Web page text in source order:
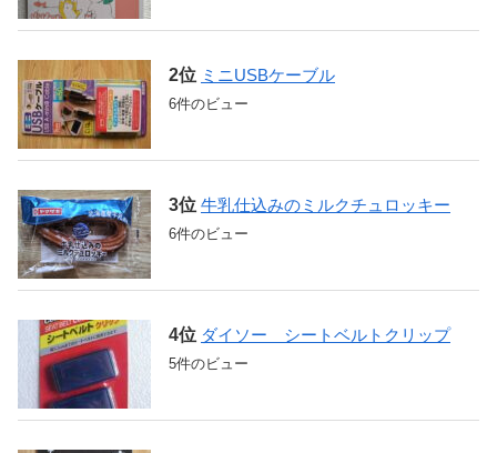
ミニUSBケーブル
6件のビュー
牛乳仕込みのミルクチュロッキー
6件のビュー
ダイソー シートベルトクリップ
5件のビュー